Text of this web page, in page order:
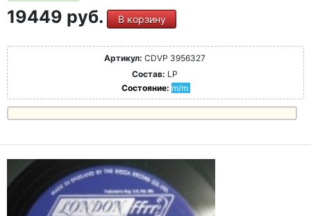
19449 руб. В корзину
Артикул: CDVP 3956327
Состав: LP
Состояние: m/m